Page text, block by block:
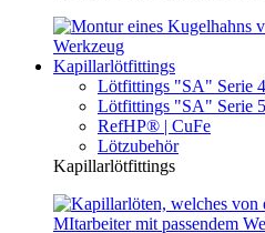
Kapillarlötfittings
Lötfittings "SA" Serie
Lötfittings "SA" Serie
RefHP® | CuFe
Lötzubehör
Kapillarlötfittings